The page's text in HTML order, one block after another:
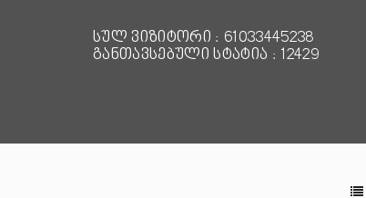
სულ ვიზიტორი : 61033445238
განთავსებული სტატია : 12429